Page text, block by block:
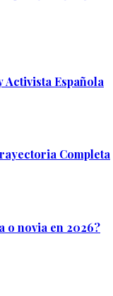
Activista Española
Completa
o novia en 2026?